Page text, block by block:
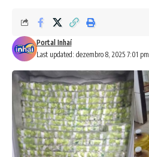
Last updated: dezembro 8, 2025 7:01 pm
Portal Inhaí